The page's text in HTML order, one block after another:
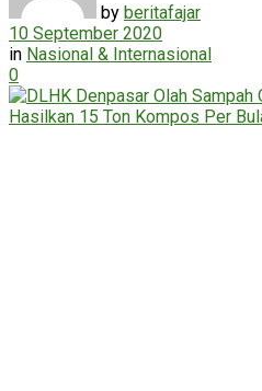
by beritafajar
10 September 2020
in Nasional & Internasional
0